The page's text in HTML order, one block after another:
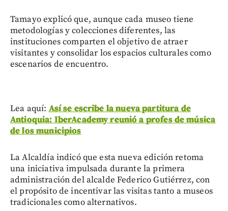
Tamayo explicó que, aunque cada museo tiene
metodologías y colecciones diferentes, las
instituciones comparten el objetivo de atraer
visitantes y consolidar los espacios culturales como
escenarios de encuentro.
Lea aquí: Así se escribe la nueva partitura de
Antioquia: IberAcademy reunió a profes de música
de los municipios
La Alcaldía indicó que esta nueva edición retoma
una iniciativa impulsada durante la primera
administración del alcalde Federico Gutiérrez, con
el propósito de incentivar las visitas tanto a museos
tradicionales como alternativos.